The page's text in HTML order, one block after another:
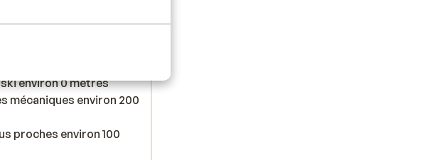
environ 0 mètres
mécaniques environ 200
proches environ 100